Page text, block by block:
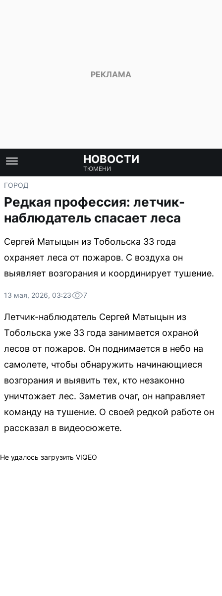
НОВОСТИ
ТЮМЕНИ
ГОРОД
Редкая профессия: летчик-
наблюдатель спасает леса
Сергей Матыцын из Тобольска 33 года
охраняет леса от пожаров. С воздуха он
выявляет возгорания и координирует тушение.
13 мая, 2026, 03:23 7
Летчик-наблюдатель Сергей Матыцын из
Тобольска уже 33 года занимается охраной
лесов от пожаров. Он поднимается в небо на
самолете, чтобы обнаружить начинающиеся
возгорания и выявить тех, кто незаконно
уничтожает лес. Заметив очаг, он направляет
команду на тушение. О своей редкой работе он
рассказал в видеосюжете.
Не удалось загрузить VIQEO